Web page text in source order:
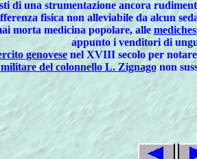
di una strumentazione ancora
fisica non alleviabile da alcun
morta medicina popolare, alle
appunto ivenditori di
genovese nel XVIII secolo per
del colonnello L. Zignagonon